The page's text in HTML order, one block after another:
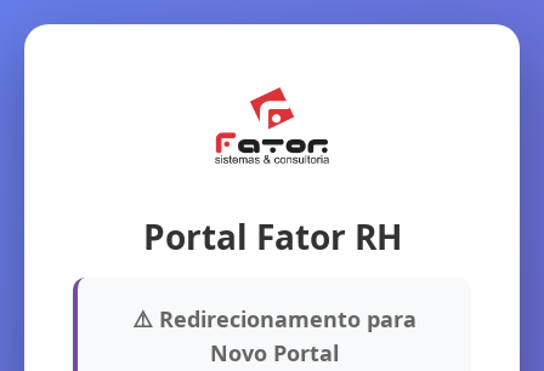
Portal Fator RH
⚠️ Redirecionamento para
Novo Portal